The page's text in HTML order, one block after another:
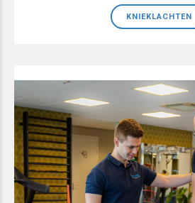
KNIEKLACHTEN